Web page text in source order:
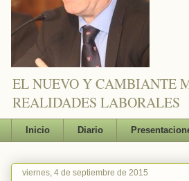
EL NUEVO Y CAMBIANTE
REALIDADES LABORALES
Inicio Diario
viernes, 4 de septiembre de 2015